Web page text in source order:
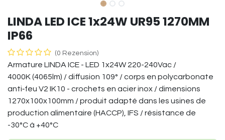
LINDA LED ICE 1x24W UR95 1270MM
IP66
(0 Rezension)
Armature LINDA ICE - LED 1x24W 220-240Vac /
4000K (4065lm) / diffusion 109° / corps en polycarbonate
anti‑feu V2 IK10 - crochets en acier inox / dimensions
1270x100x100mm / produit adapté dans les usines de
production alimentaire (HACCP), IFS / résistance de
-30°C à +40°C